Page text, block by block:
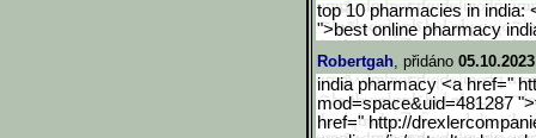
top 10 pharmacies in india:
">best online pharmacy
Robertgah, přidáno
india pharmacy <a href="
mod=space&uid=481287
href=" http://